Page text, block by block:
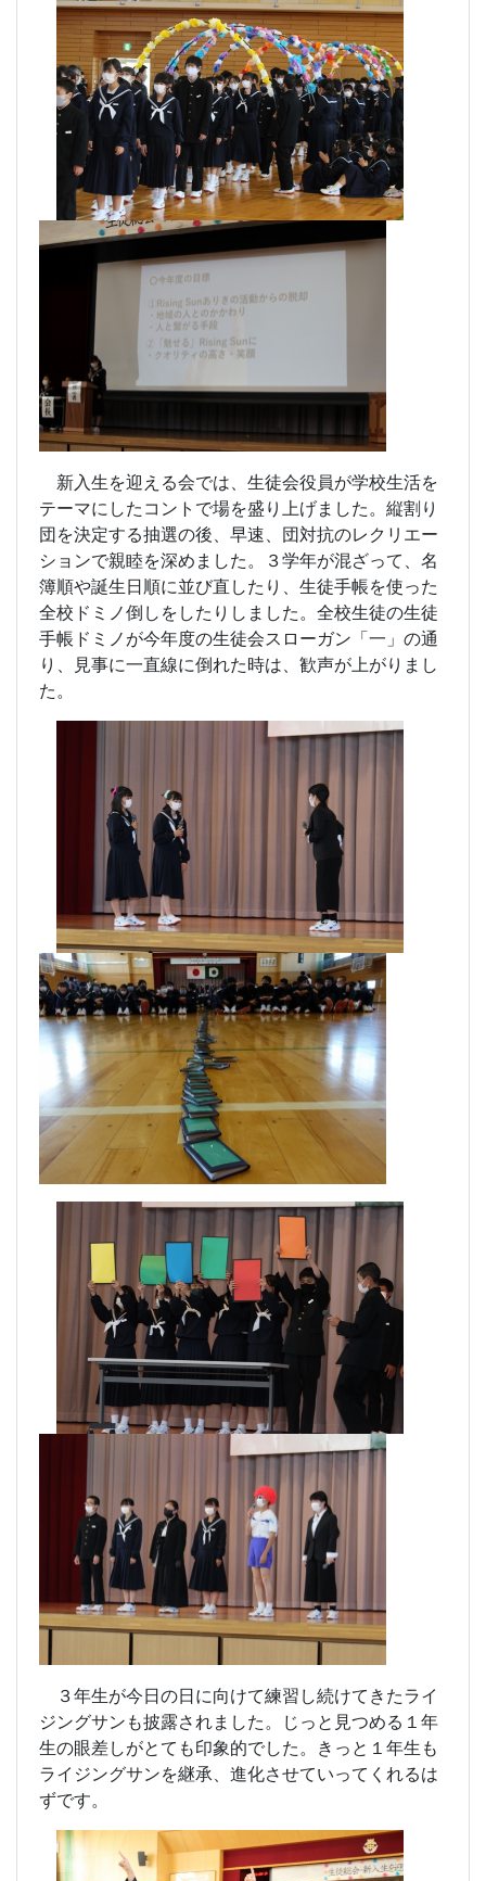
新入生を迎える会では、生徒会役員が学校生活を
テーマにしたコントで場を盛り上げました。縦割り
団を決定する抽選の後、早速、団対抗のレクリエー
ションで親睦を深めました。３学年が混ざって、名
簿順や誕生日順に並び直したり、生徒手帳を使った
全校ドミノ倒しをしたりしました。全校生徒の生徒
手帳ドミノが今年度の生徒会スローガン「一」の通
り、見事に一直線に倒れた時は、歓声が上がりまし
た。
３年生が今日の日に向けて練習し続けてきたライ
ジングサンも披露されました。じっと見つめる１年
生の眼差しがとても印象的でした。きっと１年生も
ライジングサンを継承、進化させていってくれるは
ずです。